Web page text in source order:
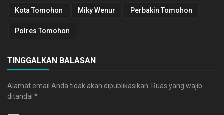
Kota Tomohon Miky Wenur Perbakin Tomohon
Polres Tomohon
TINGGALKAN BALASAN
Alamat email Anda tidak akan dipublikasikan. Ruas yang wajib
ditandai *